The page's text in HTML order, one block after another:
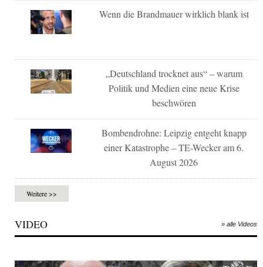
Wenn die Brandmauer wirklich blank ist
„Deutschland trocknet aus“ – warum
Politik und Medien eine neue Krise
beschwören
Bombendrohne: Leipzig entgeht knapp
einer Katastrophe – TE-Wecker am 6.
August 2026
Weitere >>
VIDEO » alle Videos